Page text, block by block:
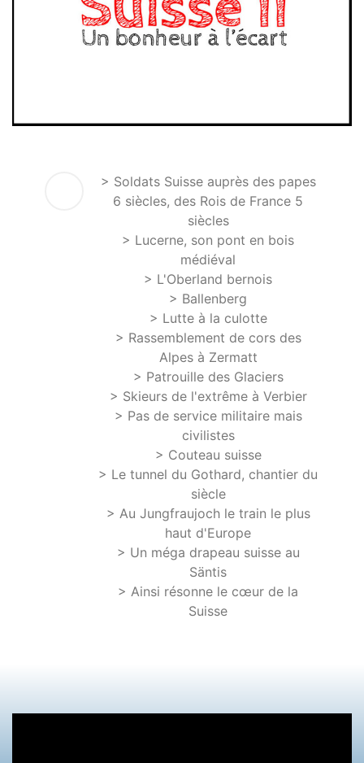
> Soldats Suisse auprès des papes
6 siècles, des Rois de France 5
siècles
> Lucerne, son pont en bois
médiéval
> L'Oberland bernois
> Ballenberg
> Lutte à la culotte
> Rassemblement de cors des
Alpes à Zermatt
> Patrouille des Glaciers
> Skieurs de l'extrême à Verbier
> Pas de service militaire mais
civilistes
> Couteau suisse
> Le tunnel du Gothard, chantier du
siècle
> Au Jungfraujoch le train le plus
haut d'Europe
> Un méga drapeau suisse au
Säntis
> Ainsi résonne le cœur de la
Suisse